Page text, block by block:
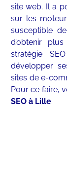
site web. Il a
sur les
susceptible
d’obtenir
stratégie
développer
sites de e-
Pour ce faire,
SEO à Lille.